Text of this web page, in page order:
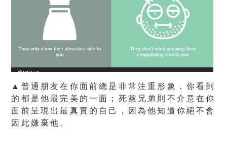
▲普通朋友在你面前總是非常注重形象，你看到
的都是他最完美的一面；死黨兄弟則不介意在你
面前呈現出最真實的自己，因為他知道你絕不會
因此嫌棄他。